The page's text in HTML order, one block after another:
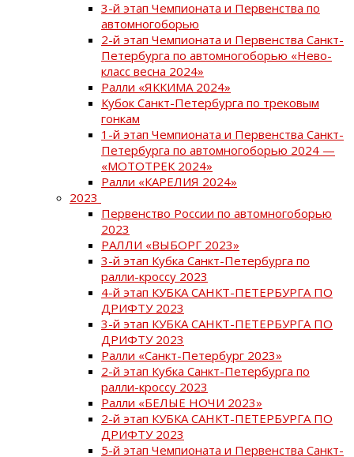
3-й этап Чемпионата и Первенства по
автомногоборью
2-й этап Чемпионата и Первенства Санкт-
Петербурга по автомногоборью «Нево-
класс весна 2024»
Ралли «ЯККИМА 2024»
Кубок Санкт-Петербурга по трековым
гонкам
1-й этап Чемпионата и Первенства Санкт-
Петербурга по автомногоборью 2024 —
«МОТОТРЕК 2024»
Ралли «КАРЕЛИЯ 2024»
2023
Первенство России по автомногоборью
2023
РАЛЛИ «ВЫБОРГ 2023»
3-й этап Кубка Санкт-Петербурга по
ралли-кроссу 2023
4-й этап КУБКА САНКТ-ПЕТЕРБУРГА ПО
ДРИФТУ 2023
3-й этап КУБКА САНКТ-ПЕТЕРБУРГА ПО
ДРИФТУ 2023
Ралли «Санкт-Петербург 2023»
2-й этап Кубка Санкт-Петербурга по
ралли-кроссу 2023
Ралли «БЕЛЫЕ НОЧИ 2023»
2-й этап КУБКА САНКТ-ПЕТЕРБУРГА ПО
ДРИФТУ 2023
5-й этап Чемпионата и Первенства Санкт-